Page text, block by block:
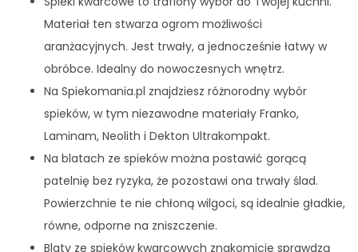
Materiał ten stwarza ogrom możliwości
aranżacyjnych. Jest trwały, a jednocześnie łatwy w
obróbce. Idealny do nowoczesnych wnętrz.
Na Spiekomania.pl znajdziesz różnorodny wybór
spieków, w tym niezawodne materiały Franko,
Laminam, Neolith i Dekton Ultrakompakt.
Na blatach ze spieków można postawić gorącą
patelnię bez ryzyka, że pozostawi ona trwały ślad.
Powierzchnie te nie chłoną wilgoci, są idealnie gładkie,
równe, odporne na zniszczenie.
Blaty ze spieków kwarcowych znakomicie sprawdzą